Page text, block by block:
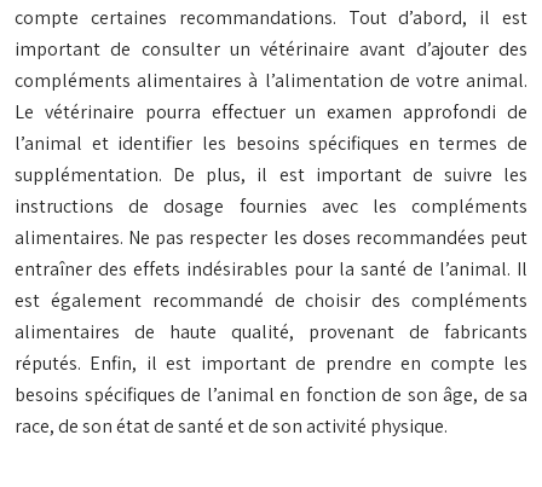
compte certaines recommandations. Tout d’abord, il est
important de consulter un vétérinaire avant d’ajouter des
compléments alimentaires à l’alimentation de votre animal.
Le vétérinaire pourra effectuer un examen approfondi de
l’animal et identifier les besoins spécifiques en termes de
supplémentation. De plus, il est important de suivre les
instructions de dosage fournies avec les compléments
alimentaires. Ne pas respecter les doses recommandées peut
entraîner des effets indésirables pour la santé de l’animal. Il
est également recommandé de choisir des compléments
alimentaires de haute qualité, provenant de fabricants
réputés. Enfin, il est important de prendre en compte les
besoins spécifiques de l’animal en fonction de son âge, de sa
race, de son état de santé et de son activité physique.